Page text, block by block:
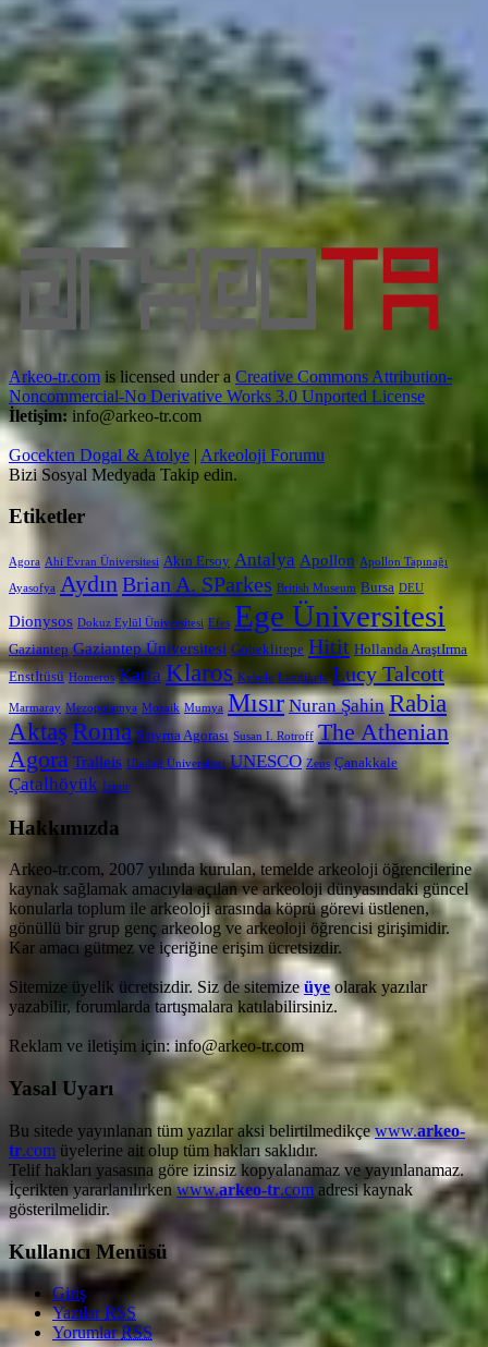
Arkeo-tr.com is licensed under a Creative Commons Attribution-
Noncommercial-No Derivative Works 3.0 Unported License
İletişim: info@arkeo-tr.com
Gocekten Dogal & Atolye | Arkeoloji Forumu
Bizi Sosyal Medyada Takip edin.
Etiketler
Agora Ahi Evran Üniversitesi Akın Ersoy Antalya Apollon Apollon Tapınağı
Ayasofya AydınBrian A. SParkes British Museum Bursa DEU
Dionysos Dokuz Eylül Üniversitesi Efes Ege Üniversitesi
Gaziantep Gaziantep Üniversitesi Göbeklitepe Hitit Hollanda AraştIrma
Enstİtüsü Homeros Karia Klaros Kybele Laodikeia Lucy Talcott
Marmaray Mezopotamya Mozaik Mumya Mısır Nuran Şahin Rabia
Aktaş Roma Smyrna Agorası Susan I. Rotroff The Athenian
Agora Tralleis Uludağ Üniversitesi UNESCO Zeus Çanakkale
Çatalhöyük İzmir
Hakkımızda
Arkeo-tr.com, 2007 yılında kurulan, temelde arkeoloji öğrencilerine
kaynak sağlamak amacıyla açılan ve arkeoloji dünyasındaki güncel
konularla toplum ile arkeoloji arasında köprü görevi üstlenen,
gönüllü bir grup genç arkeolog ve arkeoloji öğrencisi girişimidir.
Kar amacı gütmez ve içeriğine erişim ücretsizdir.
Sitemize üyelik ücretsizdir. Siz de sitemize üye olarak yazılar
yazabilir, forumlarda tartışmalara katılabilirsiniz.
Reklam ve iletişim için: info@arkeo-tr.com
Yasal Uyarı
Bu sitede yayınlanan tüm yazılar aksi belirtilmedikçewww.arkeo-
tr.com üyelerine ait olup tüm hakları saklıdır.
Telif hakları yasasına göre izinsiz kopyalanamaz ve yayınlanamaz.
İçerikten yararlanılırkenwww.arkeo-tr.com adresi kaynak
gösterilmelidir.
Kullanıcı Menüsü
Giriş
YazılarRSS
YorumlarRSS